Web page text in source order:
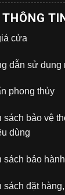
THÔNG
cửa
dẫn sử dụng
phong thủy
sách bảo vệ
dùng
sách bảo hành
sách đặt